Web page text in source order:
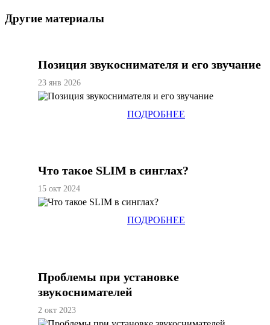
Другие материалы
Позиция звукоснимателя и его звучание
23 янв 2026
ПОДРОБНЕЕ
Что такое SLIM в синглах?
15 окт 2024
ПОДРОБНЕЕ
Проблемы при установке
звукоснимателей
2 окт 2023